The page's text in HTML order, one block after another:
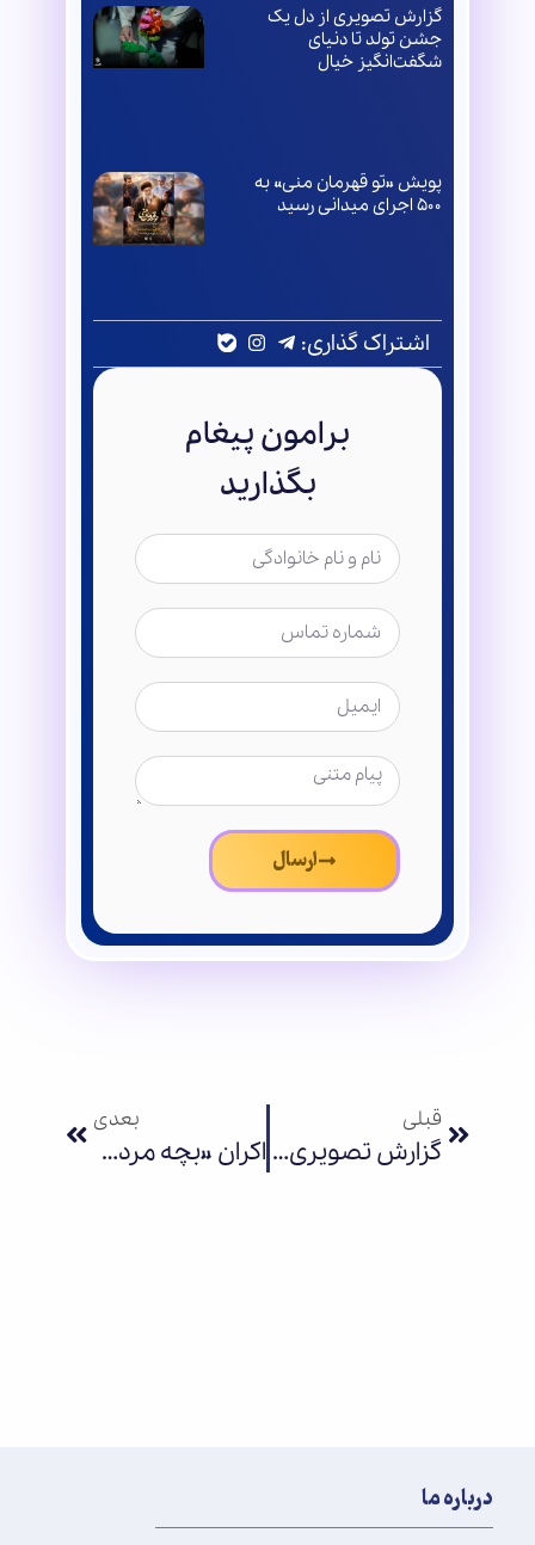
گزارش تصویری از دل یک
جشن تولد تا دنیای
شگفت‌انگیز خیال
پویش «تو قهرمان منی» به
۵۰۰ اجرای میدانی رسید
اشتراک گذاری:
برامون پیغام
بگذارید
ارسال
قبلی
گزارش تصویری نشست خبری نمایشگاه شهاب در بغداد
بعدی
اکران «بچه مردم» در سینمای خیالستان
درباره ما